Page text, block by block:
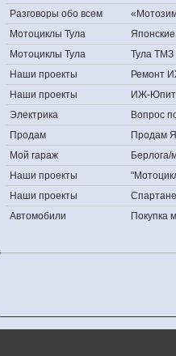
Разговоры обо всем
Мотоциклы Тула
Мотоциклы Тула
Тула ТМЗ
Наши проекты
Ремонт
Наши проекты
ИЖ-
Электрика
Вопрос
Продам
Продам
Мой гараж
Берлога/
Наши проекты
Наши проекты
Автомобили
Покупка